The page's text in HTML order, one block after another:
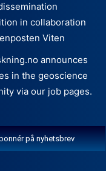
in collaboration
Viten
announces
in the geoscience
via our job pages.
på nyhetsbrev